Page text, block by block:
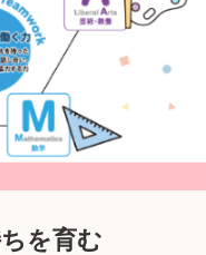
シー
を育む